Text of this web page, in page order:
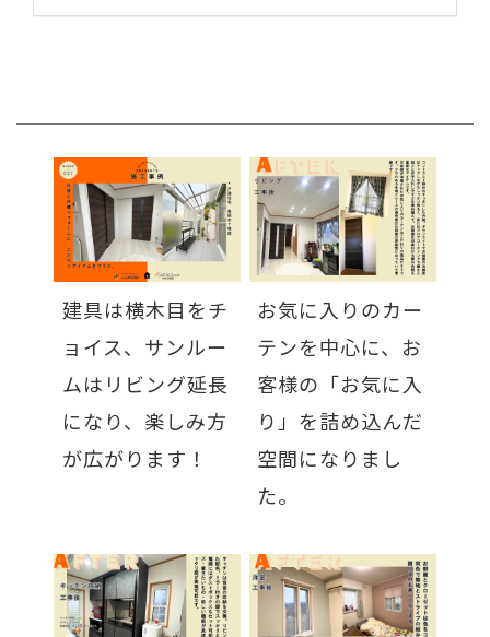
建具は横木目をチ
ョイス、サンルー
ムはリビング延長
になり、楽しみ方
が広がります！
お気に入りのカー
テンを中心に、お
客様の「お気に入
り」を詰め込んだ
空間になりまし
た。